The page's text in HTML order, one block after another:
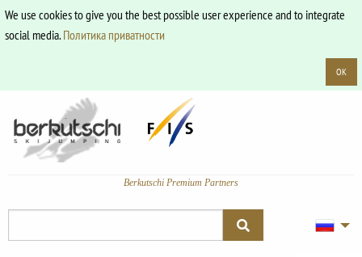
We use cookies to give you the best possible user experience and to integrate
social media.Политика приватности
OK
Berkutschi Premium Partners